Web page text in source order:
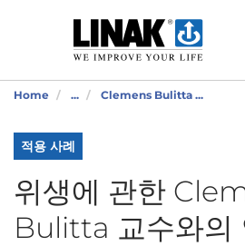
Home ... Clemens Bulitta ...
적용 사례
위생에 관한
Bulitta 교수와의